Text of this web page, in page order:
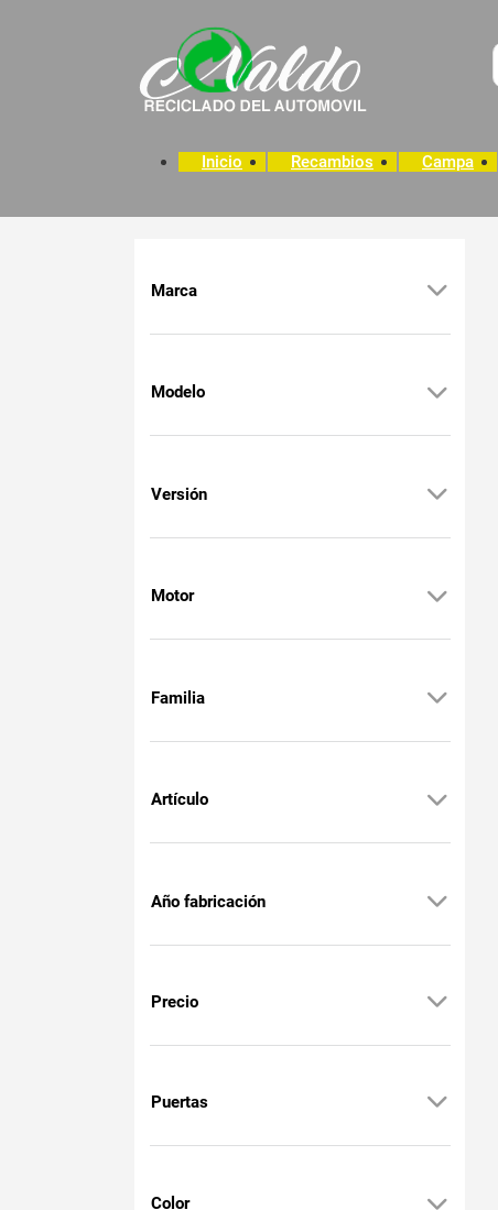
Inicio Recambios Campa
Marca
Modelo
Versión
Motor
Familia
Artículo
Año fabricación
Precio
Puertas
Color